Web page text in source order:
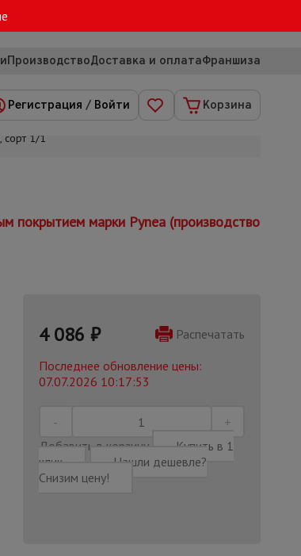
ПроизводствоДоставка и оплатаФраншиза
Регистрация / Войти Корзина
1/1
покрытием марки Pynea (производство
4 086 ₽
Распечатать
Последнее обновление цены:
07.07.2026 10:17:53
Добавить в корзину
Купить в 1
клик
Нашли дешевле?
Снизим цену!